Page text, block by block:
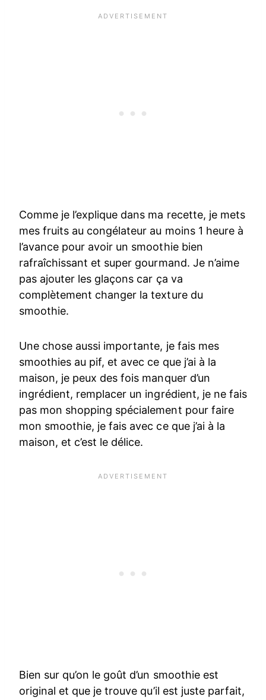
Comme je l’explique dans ma recette, je mets
mes fruits au congélateur au moins 1 heure à
l’avance pour avoir un smoothie bien
rafraîchissant et super gourmand. Je n’aime
pas ajouter les glaçons car ça va
complètement changer la texture du
smoothie.
Une chose aussi importante, je fais mes
smoothies au pif, et avec ce que j’ai à la
maison, je peux des fois manquer d’un
ingrédient, remplacer un ingrédient, je ne fais
pas mon shopping spécialement pour faire
mon smoothie, je fais avec ce que j’ai à la
maison, et c’est le délice.
Bien sur qu’on le goût d’un smoothie est
original et que je trouve qu’il est juste parfait,